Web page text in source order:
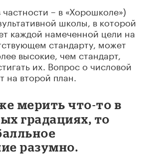
– в «Хорошколе»)
школы, в которой
каждой намеченной цели на
стандарту, может
высокие, чем стандарт,
их. Вопрос о числовой
на второй план.
мерить что-то в
градациях, то
разумно.